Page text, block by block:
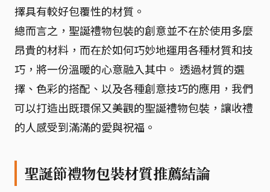
擇具有較好包覆性的材質。
總而言之，聖誕禮物包裝的創意並不在於使用多麼
昂貴的材料，而在於如何巧妙地運用各種材質和技
巧，將一份溫暖的心意融入其中。 透過材質的選
擇、色彩的搭配、以及各種創意技巧的應用，我們
可以打造出既環保又美觀的聖誕禮物包裝，讓收禮
的人感受到滿滿的愛與祝福。
聖誕節禮物包裝材質推薦結論